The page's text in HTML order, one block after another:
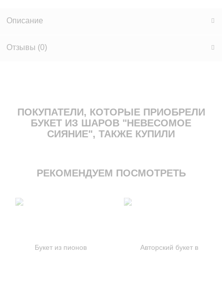
Описание
Отзывы (0)
ПОКУПАТЕЛИ, КОТОРЫЕ ПРИОБРЕЛИ
БУКЕТ ИЗ ШАРОВ "НЕВЕСОМОЕ
СИЯНИЕ", ТАКЖЕ КУПИЛИ
РЕКОМЕНДУЕМ ПОСМОТРЕТЬ